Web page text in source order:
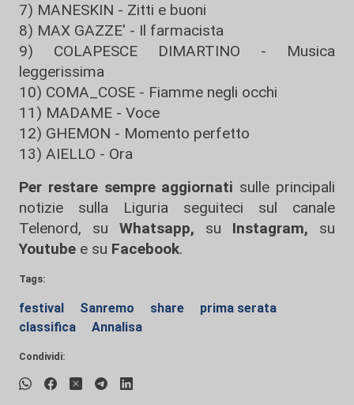
7) MANESKIN - Zitti e buoni
8) MAX GAZZE' - Il farmacista
9) COLAPESCE DIMARTINO - Musica
leggerissima
10) COMA_COSE - Fiamme negli occhi
11) MADAME - Voce
12) GHEMON - Momento perfetto
13) AIELLO - Ora
Per restare sempre aggiornati sulle principali
notizie sulla Liguria seguiteci sul canale
Telenord, su
Whatsapp, su Instagram, su
Youtube e su Facebook.
Tags:
festival Sanremo share
prima serata
classifica
Annalisa
Condividi: